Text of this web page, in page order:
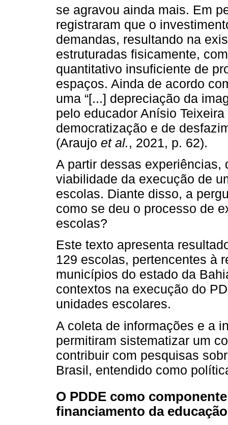
se agravou ainda mais. Em
registraram que o
demandas, resultando na
estruturadas fisicamente,
quantitativo insuficiente de
espaços. Ainda de acordo
uma “[...] depreciação da
pelo educador Anísio
democratização e de
(Araujo et al., 2021, p. 62).
A partir dessas experiências,
viabilidade da execução de
escolas. Diante disso, a
como se deu o processo de
escolas?
Este texto apresenta
129 escolas, pertencentes à
municípios do estado da
contextos na execução do
unidades escolares.
A coleta de informações e a
permitiram sistematizar um
contribuir com pesquisas
Brasil, entendido como
O PDDE como
financiamento da